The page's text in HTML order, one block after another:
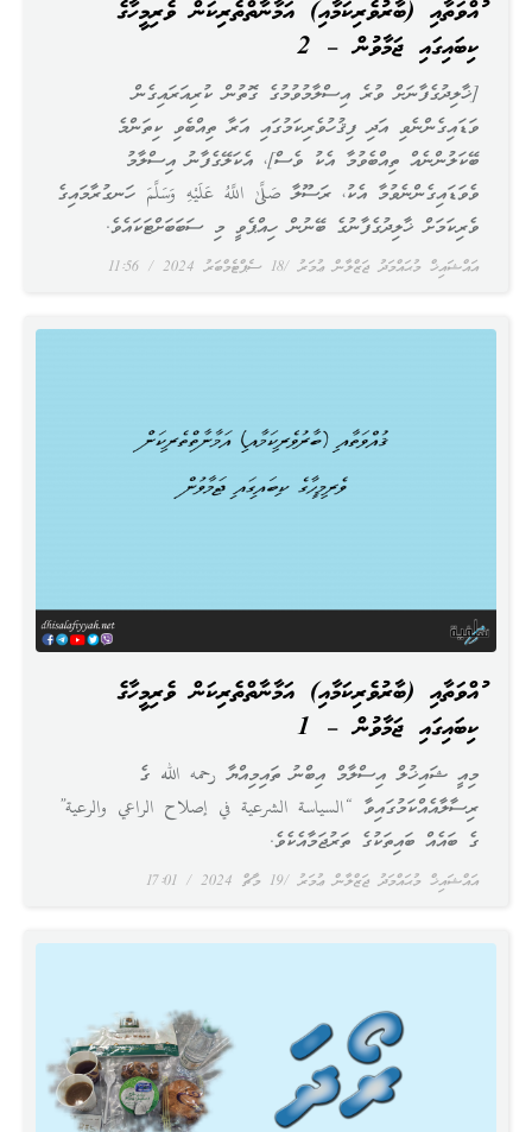
ޤުއްވަތާއި (ބާރުވެރިކަމާއި) އަމާނާތްތެރިކަން ވެރިމީހާގެ
ކިބައިގައި ޖަމާވުން – 2
އައްޝައިޚް މުޙައްމަދު ޖަޒްލާން ޢުމަރު 18 ސެޕްޓެމްބަރު 2024
[ޚާލިދުގެފާނަށް ވުރެ އިސްލާމުވުމުގެ ގޮތުން ކުރިއަރައިގެން
ވަޑައިގެންނެވި އަދި ފިޤުހުވެރިކަމުގައި އަރާ ތިއްބެވި ކިތަންމެ
ބޭކަލުންނެއް ތިއްބެވުމާ އެކު ވެސް]، އެކަލޭގެފާނު އިސްލާމު
ވެވަޑައިގެންނެވުމާ އެކު، ރަސޫލާ صَلَّىٰ اللَّهُ عَلَيْهِ وَسَلَّمَ ހަނގުރާމައިގެ
ވެރިކަމަށް ޚާލިދުގެފާނުގެ ބޭނުން ހިއްޕެވީ މި ސަބަބަށްޓަކައެވެ.
ޤުއްވަތާއި (ބާރުވެރިކަމާއި) އަމާނާތްތެރިކަން ވެރިމީހާގެ
ކިބައިގައި ޖަމާވުން – 1
އައްޝައިޚް މުޙައްމަދު ޖަޒްލާން ޢުމަރު 19 މާޗް 2024
މިއީ ޝައިޚުލް އިސްލާމް އިބްނު ތައިމިއްޔާ رحمه الله ގެ
ރިސާލާއެއްކަމުގައިވާ “السياسة الشرعية في إصلاح الراعي والرعية”
ގެ ބައެއް ބައިތަކުގެ ތަރުޖަމާއެކެވެ.